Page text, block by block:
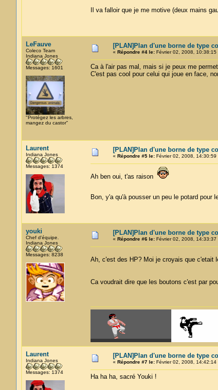
Il va falloir que je me motive (deux mains
LeFauve
Coleco Team
Indiana Jones
Messages: 1601
"Protégez les arbres,
mangez du castor"
[PLAN]Plan d'une borne de type
« Répondre #4 le:Février 02, 2008, 10:38:15
Ca à l'air pas mal, mais si je peux me
C'est pas cool pour celui qui joue en face,
Laurent
Indiana Jones
Messages: 1374
[PLAN]Plan d'une borne de type
« Répondre #5 le:Février 02, 2008, 14:30:59
Ah ben oui, t'as raison
Bon, y'a qu'à pousser un peu le potard pour
youki
Chef d'équipe.
Indiana Jones
Messages: 8238
[PLAN]Plan d'une borne de type
« Répondre #6 le:Février 02, 2008, 14:33:37
Ah, c'est des HP? Moi je croyais que
Ca voudrait dire que les boutons c'est par
Laurent
Indiana Jones
Messages: 1374
[PLAN]Plan d'une borne de type
« Répondre #7 le:Février 02, 2008, 14:42:14
Ha ha ha, sacré Youki !